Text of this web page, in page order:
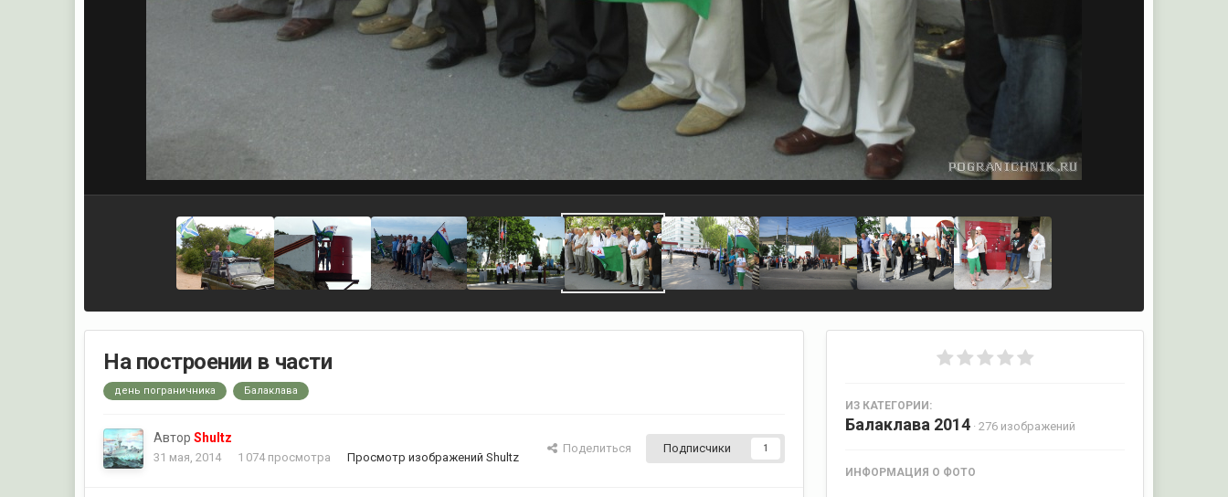
На построении в части
день пограничника Балаклава
АвторShultz
31 мая, 2014 1 074 просмотра Просмотр изображений Shultz
Поделиться Подписчики 1
ИЗ КАТЕГОРИИ:
Балаклава 2014 · 276 изображений
ИНФОРМАЦИЯ О ФОТО